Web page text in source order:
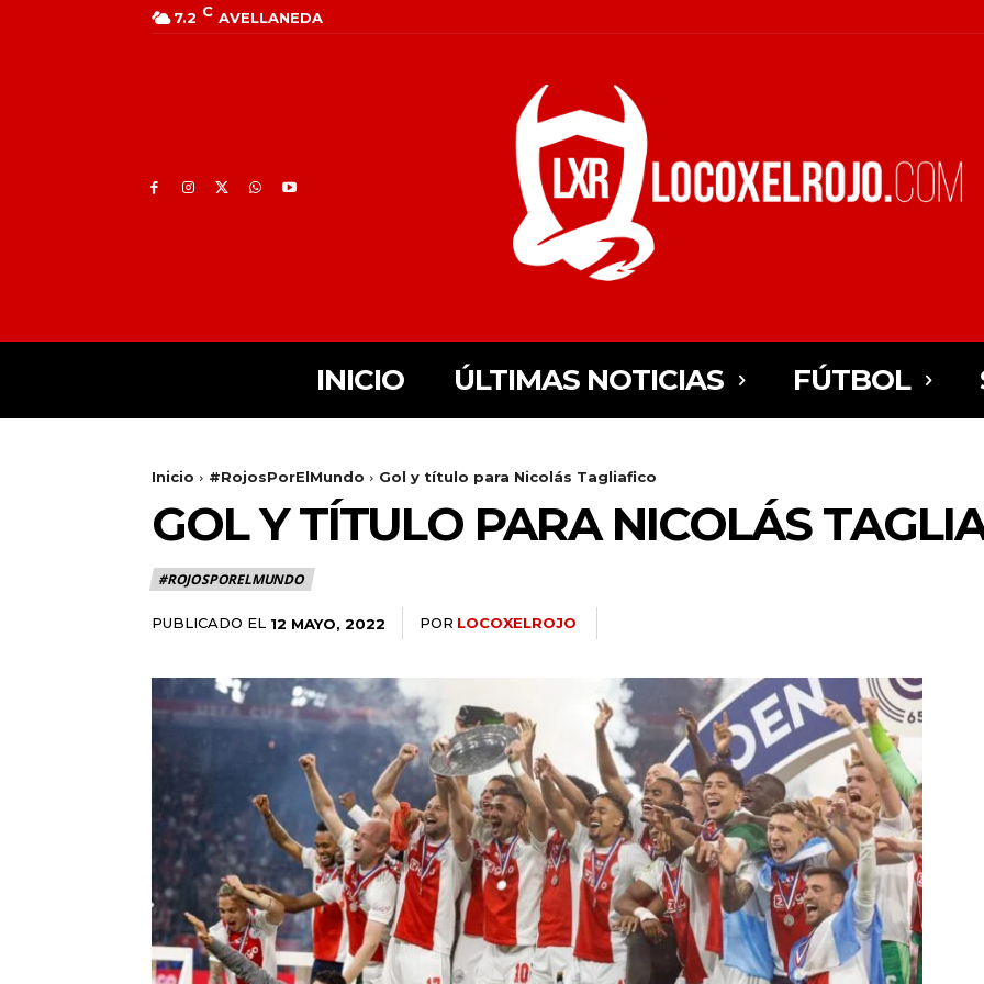
7.2 C AVELLANEDA
INICIO ÚLTIMAS NOTICIAS FÚTBOL
Inicio #RojosPorElMundo Gol y título para Nicolás Tagliafico
GOL Y TÍTULO PARA NICOLÁS
#ROJOSPORELMUNDO
PUBLICADO EL 12 MAYO, 2022 POR LOCOXELROJO